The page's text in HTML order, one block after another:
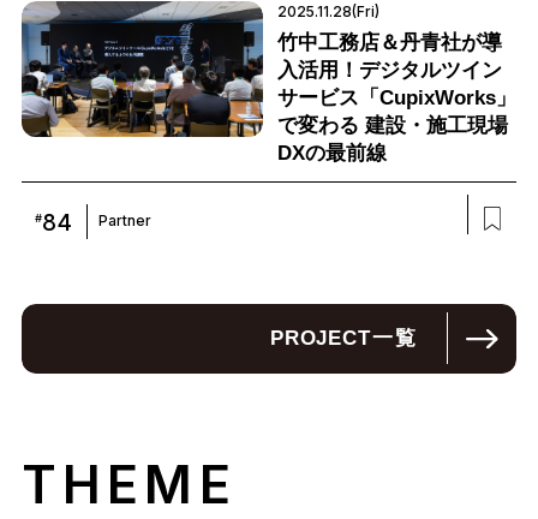
2025.11.28(Fri)
竹中工務店＆丹青社が導
入活用！デジタルツイン
サービス「CupixWorks」
で変わる 建設・施工現場
DXの最前線
#84 Partner
PROJECT一覧
THEME